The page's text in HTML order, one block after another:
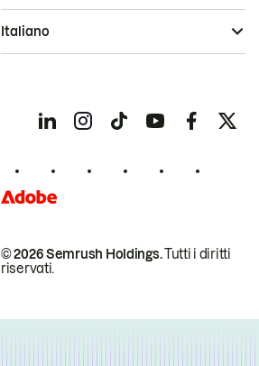
© 2026 Semrush Holdings.Tutti i diritti
riservati.
Italiano